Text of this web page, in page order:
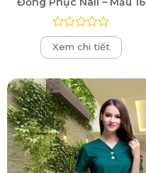
Được
xếp
hạng
5
sao
Xem chi tiết